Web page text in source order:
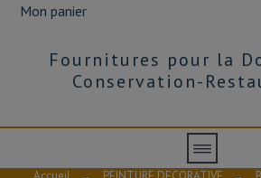
Mon panier
Fournitures pour la
Conservation-